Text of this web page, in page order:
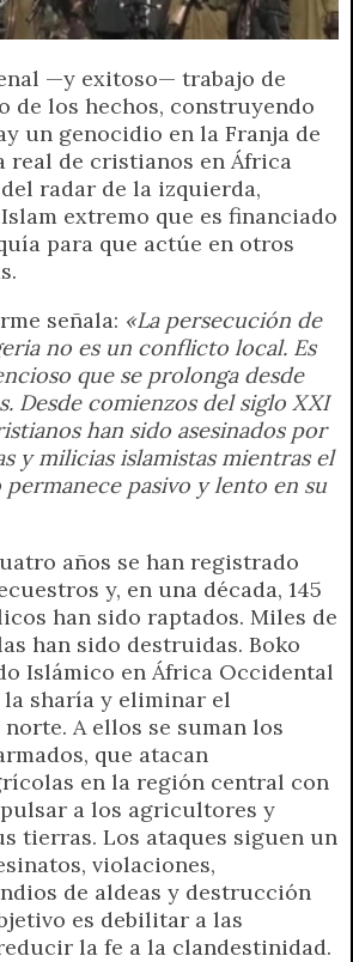
e
k
i
n
d
l
y
—y exitoso— trabajo de
de los hechos, construyendo
un genocidio en la Franja de
real de cristianos en África
radar de la izquierda,
extremo que es financiado
para que actúe en otros
señala: «La persecución de
no es un conflicto local. Es
que se prolonga desde
Desde comienzos del siglo XXI
han sido asesinados por
y milicias islamistas mientras el
permanece pasivo y lento en su
años se han registrado
y, en una década, 145
han sido raptados. Miles de
han sido destruidas. Boko
Islámico en África Occidental
sharía y eliminar el
A ellos se suman los
que atacan
en la región central con
a los agricultores y
tierras. Los ataques siguen un
violaciones,
de aldeas y destrucción
es debilitar a las
la fe a la clandestinidad.